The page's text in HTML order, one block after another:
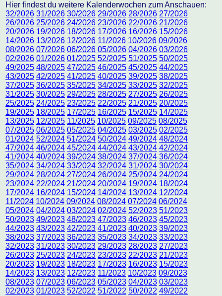
Hier findest du weitere Kalenderwochen zum Anschauen:
32/2026 31/2026 30/2026 29/2026 28/2026 27/2026
26/2026 25/2026 24/2026 23/2026 22/2026 21/2026
20/2026 19/2026 18/2026 17/2026 16/2026 15/2026
14/2026 13/2026 12/2026 11/2026 10/2026 09/2026
08/2026 07/2026 06/2026 05/2026 04/2026 03/2026
02/2026 01/2026 01/2025 52/2025 51/2025 50/2025
49/2025 48/2025 47/2025 46/2025 45/2025 44/2025
43/2025 42/2025 41/2025 40/2025 39/2025 38/2025
37/2025 36/2025 35/2025 34/2025 33/2025 32/2025
31/2025 30/2025 29/2025 28/2025 27/2025 26/2025
25/2025 24/2025 23/2025 22/2025 21/2025 20/2025
19/2025 18/2025 17/2025 16/2025 15/2025 14/2025
13/2025 12/2025 11/2025 10/2025 09/2025 08/2025
07/2025 06/2025 05/2025 04/2025 03/2025 02/2025
01/2024 52/2024 51/2024 50/2024 49/2024 48/2024
47/2024 46/2024 45/2024 44/2024 43/2024 42/2024
41/2024 40/2024 39/2024 38/2024 37/2024 36/2024
35/2024 34/2024 33/2024 32/2024 31/2024 30/2024
29/2024 28/2024 27/2024 26/2024 25/2024 24/2024
23/2024 22/2024 21/2024 20/2024 19/2024 18/2024
17/2024 16/2024 15/2024 14/2024 13/2024 12/2024
11/2024 10/2024 09/2024 08/2024 07/2024 06/2024
05/2024 04/2024 03/2024 02/2024 52/2023 51/2023
50/2023 49/2023 48/2023 47/2023 46/2023 45/2023
44/2023 43/2023 42/2023 41/2023 40/2023 39/2023
38/2023 37/2023 36/2023 35/2023 34/2023 33/2023
32/2023 31/2023 30/2023 29/2023 28/2023 27/2023
26/2023 25/2023 24/2023 23/2023 22/2023 21/2023
20/2023 19/2023 18/2023 17/2023 16/2023 15/2023
14/2023 13/2023 12/2023 11/2023 10/2023 09/2023
08/2023 07/2023 06/2023 05/2023 04/2023 03/2023
02/2023 01/2023 52/2022 51/2022 50/2022 49/2022